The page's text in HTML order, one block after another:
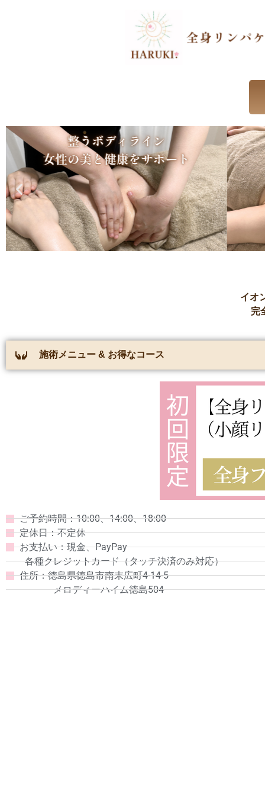
イオ
完
施術メニュー & お得なコース
ご予約時間：10:00、14:00、18:00
定休日：不定休
お支払い：現金、PayPay
各種クレジットカード（タッチ決済のみ対応）
住所：徳島県徳島市南末広町4-14-5
メロディーハイム徳島504